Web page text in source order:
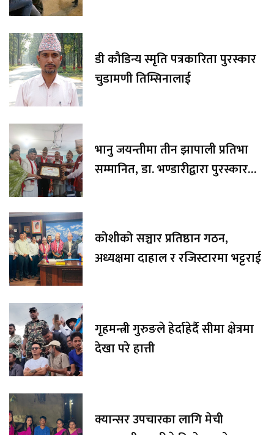
डी कौडिन्य स्मृति पत्रकारिता पुरस्कार
चुडामणी तिम्सिनालाई
भानु जयन्तीमा तीन झापाली प्रतिभा
सम्मानित, डा. भण्डारीद्वारा पुरस्कार
कोशीको सञ्चार प्रतिष्ठान गठन,
अध्यक्षमा दाहाल र रजिस्टारमा भट्टराई
गृहमन्त्री गुरुङले हेर्दाहेर्दै सीमा क्षेत्रमा
देखा परे हात्ती
क्यान्सर उपचारका लागि मेची